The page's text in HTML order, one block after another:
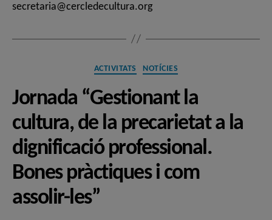
secretaria@cercledecultura.org
Categories
ACTIVITATS NOTÍCIES
Jornada “Gestionant la
cultura, de la precarietat a la
dignificació professional.
Bones pràctiques i com
assolir-les”